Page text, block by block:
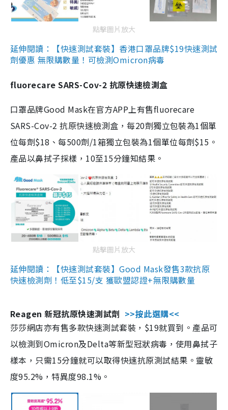
點擊圖片放大
延伸閱讀：【快速測試套裝】香港口罩品牌$19快速測試
劑優惠 無限購數量！可檢測Omicron病毒
fluorecare SARS-Cov-2 抗原快速檢測盒
口罩品牌Good Mask在官方APP上有售fluorecare
SARS-Cov-2 抗原快速檢測盒，每20劑獨立包裝為1個單
位每劑$18、每500劑/1箱獨立包裝為1個單位每劑$15。
產品以鼻拭子採樣，10至15分鐘知結果。
點擊圖片放大
延伸閱讀：【快速測試套裝】Good Mask發售3款抗原
快速檢測劑！低至$15/支 獲歐盟認證+無限購數量
Reagen 新冠抗原快速測試劑 >>按此選購<<
莎莎網店亦有售多款快速測試套裝，$19就買到。產品可
以檢測到Omicron及Delta等新型冠狀病毒，使用鼻拭子
樣本，只需15分鐘就可以取得快速抗原測試結果。靈敏
度95.2%，特異度98.1%。